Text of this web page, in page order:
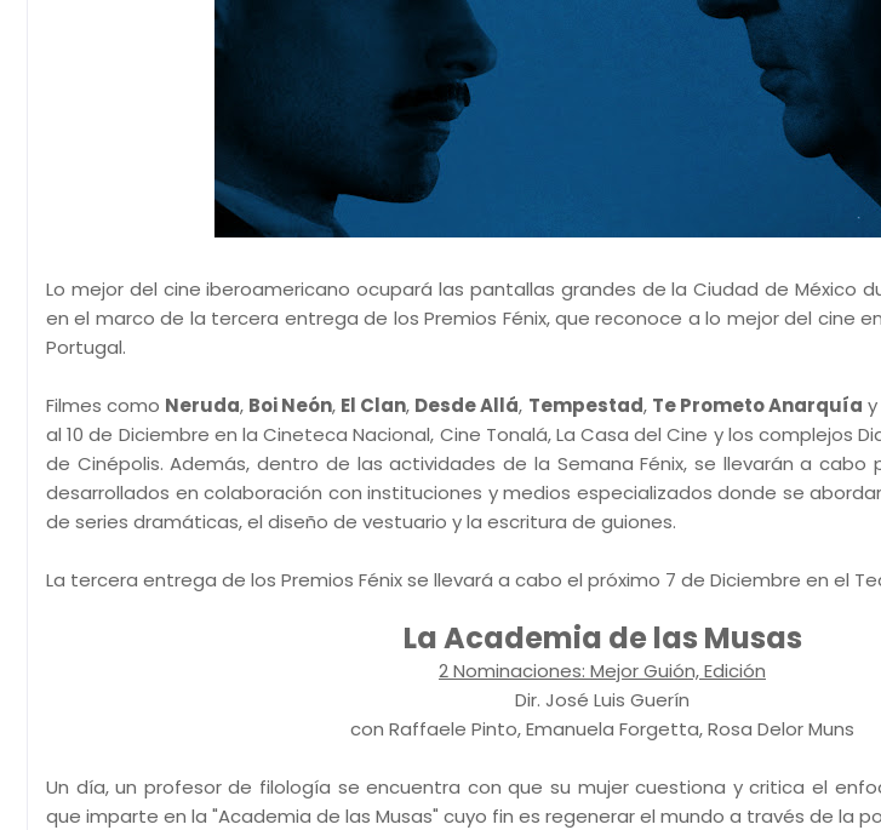
Lo mejor del cine iberoamericano ocupará las pantallas grandes de la Ciudad de México
en el marco de la tercera entrega de los Premios Fénix, que reconoce a lo mejor del cine
Portugal.
Filmes como Neruda, Boi Neón, El Clan, Desde Allá, Tempestad, Te Prometo Anarquía y
al 10 de Diciembre en la Cineteca Nacional, Cine Tonalá, La Casa del Cine y los complejos
de Cinépolis. Además, dentro de las actividades de la Semana Fénix, se llevarán a cabo
desarrollados en colaboración con instituciones y medios especializados donde se
de series dramáticas, el diseño de vestuario y la escritura de guiones.
La tercera entrega de los Premios Fénix se llevará a cabo el próximo 7 de Diciembre en el
La Academia de las Musas
2 Nominaciones: Mejor Guión, Edición
Dir. José Luis Guerín
con Raffaele Pinto, Emanuela Forgetta, Rosa Delor Muns
Un día, un profesor de filología se encuentra con que su mujer cuestiona y critica el
que imparte en la "Academia de las Musas" cuyo fin es regenerar el mundo a través de la